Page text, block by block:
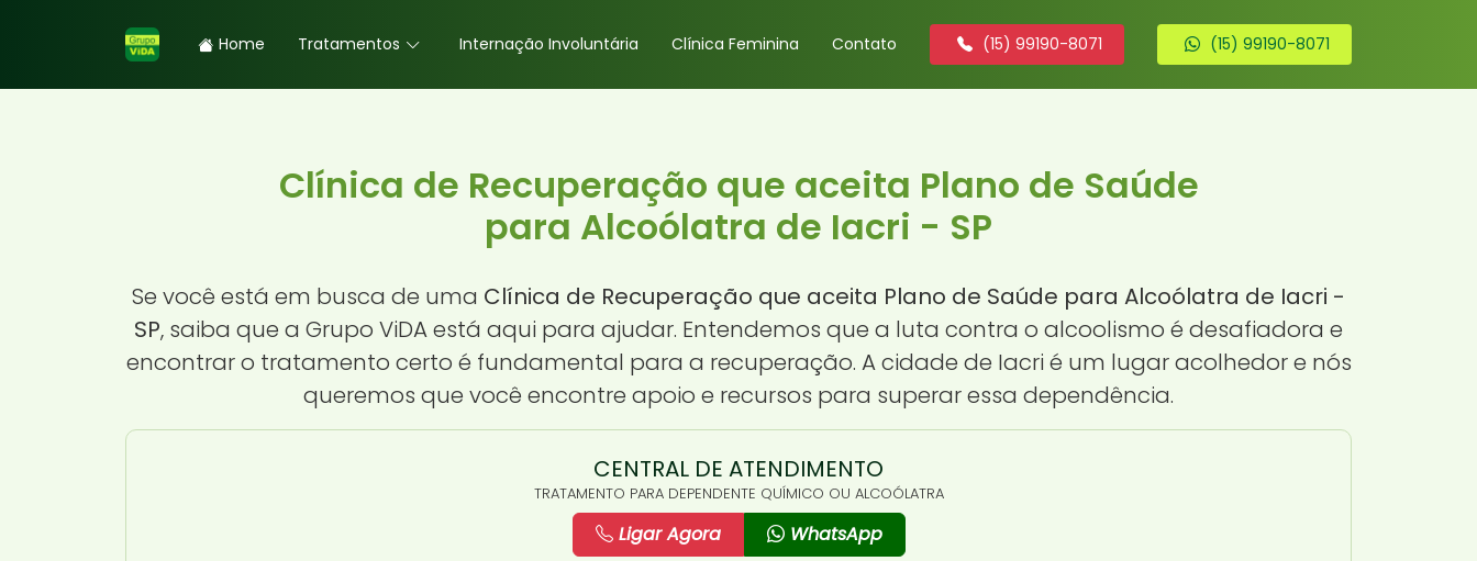
Home Tratamentos Internação Involuntária Clínica Feminina Contato (15) 99190-8071 (15) 99190-8071
Clínica de Recuperação que aceita Plano de Saúde
para Alcoólatra de Iacri - SP
Se você está em busca de uma Clínica de Recuperação que aceita Plano de Saúde para Alcoólatra de Iacri -
SP, saiba que a Grupo ViDA está aqui para ajudar. Entendemos que a luta contra o alcoolismo é desafiadora e
encontrar o tratamento certo é fundamental para a recuperação. A cidade de Iacri é um lugar acolhedor e nós
queremos que você encontre apoio e recursos para superar essa dependência.
CENTRAL DE ATENDIMENTO
TRATAMENTO PARA DEPENDENTE QUÍMICO OU ALCOÓLATRA
Ligar Agora WhatsApp